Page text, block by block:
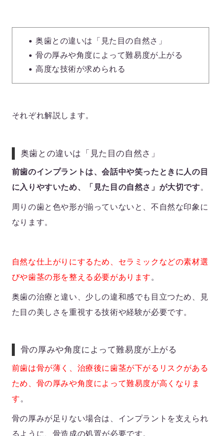
奥歯との違いは「見た目の自然さ」
骨の厚みや角度によって難易度が上がる
高度な技術が求められる
それぞれ解説します。
奥歯との違いは「見た目の自然さ」
前歯のインプラントは、会話中や笑ったときに人の目
に入りやすいため、「見た目の自然さ」が大切です。
周りの歯と色や形が揃っていないと、不自然な印象に
なります。
自然な仕上がりにするため、セラミックなどの素材選
びや歯茎の形を整える必要があります 。
奥歯の治療と違い、少しの違和感でも目立つため、見
た目の美しさを重視する技術や経験が必要です。
骨の厚みや角度によって難易度が上がる
前歯は骨が薄く、治療後に歯茎が下がるリスクがある
ため、骨の厚みや角度によって難易度が高くなりま
す。
骨の厚みが足りない場合は、インプラントを支えられ
るように、骨造成の処置が必要です。